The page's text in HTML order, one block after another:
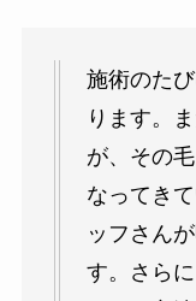
施術のた
ります。
が、その
なってき
ッフさん
す。さら